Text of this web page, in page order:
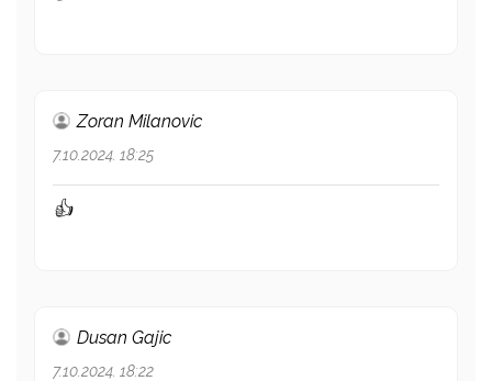
Zoran Milanovic
7.10.2024. 18:25
👍
Dusan Gajic
7.10.2024. 18:22